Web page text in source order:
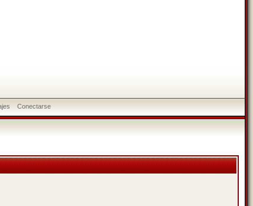
Conectarse